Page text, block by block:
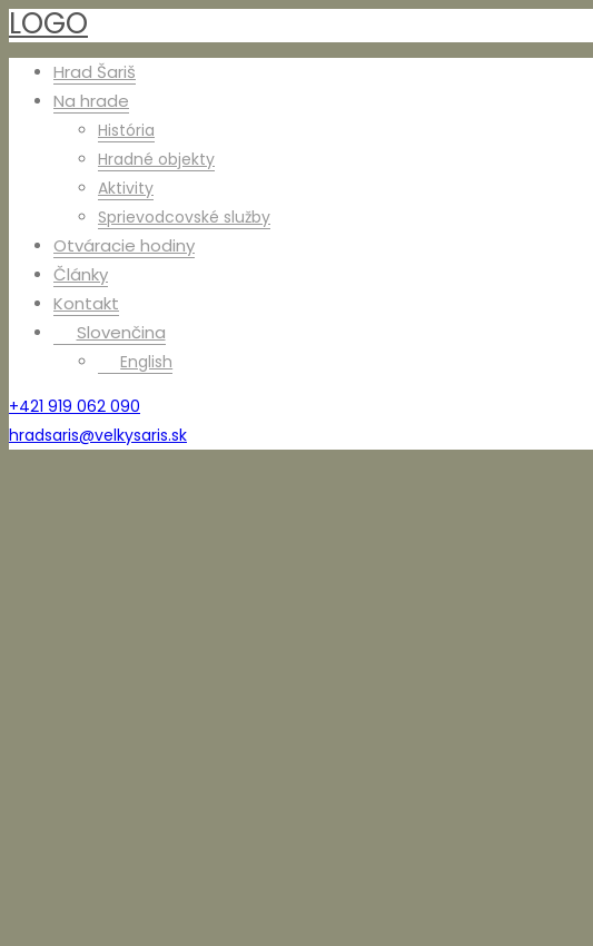
LOGO
Hrad Šariš
Na hrade
História
Hradné objekty
Aktivity
Sprievodcovské služby
Otváracie hodiny
Články
Kontakt
Slovenčina
English
+421 919 062 090
hradsaris@velkysaris.sk